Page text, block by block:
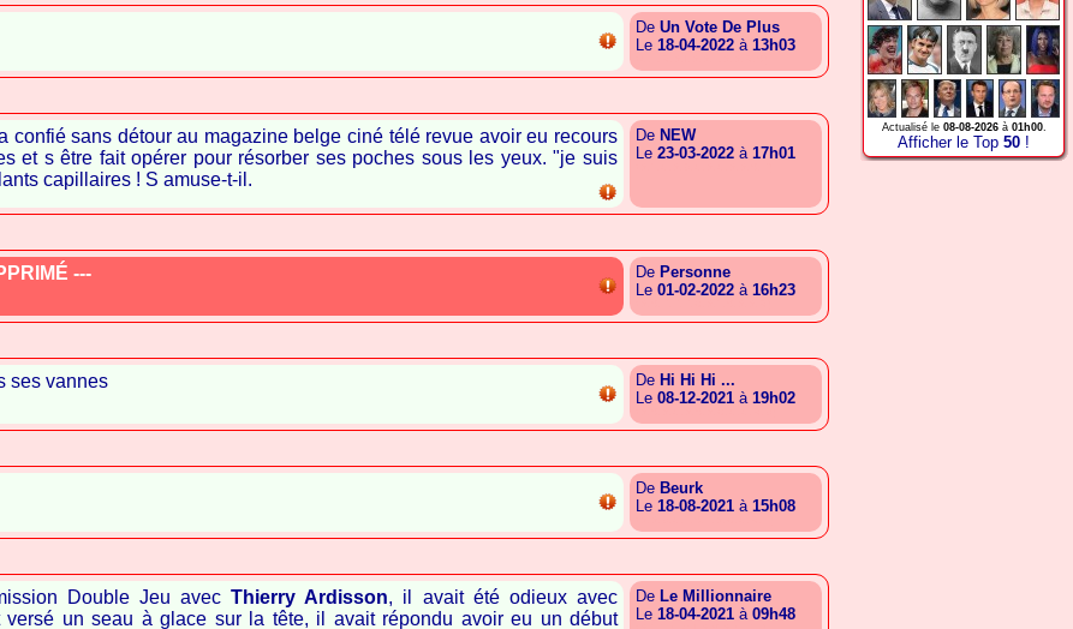
De Un Vote De Plus
Le 18-04-2022 à 13h03
confié sans détour au magazine belge ciné télé revue avoir eu recours
et s être fait opérer pour résorber ses poches sous les yeux. "je suis
capillaires ! S amuse-t-il.
De NEW
Le 23-03-2022 à 17h01
--- De Personne
Le 01-02-2022 à 16h23
ses vannes De Hi Hi Hi ...
Le 08-12-2021 à 19h02
De Beurk
Le 18-08-2021 à 15h08
Double Jeu avecThierry Ardisson, il avait été odieux avec
un seau à glace sur la tête, il avait répondu avoir eu un début
De Le Millionnaire
Le 18-04-2021 à 09h48
Actualisé le 08-08-2026à 01h00.
Afficher le Top 50 !